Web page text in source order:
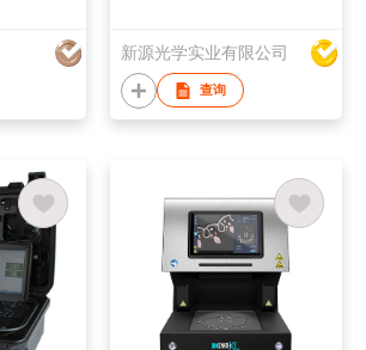
新源光学实业有限公司
查询